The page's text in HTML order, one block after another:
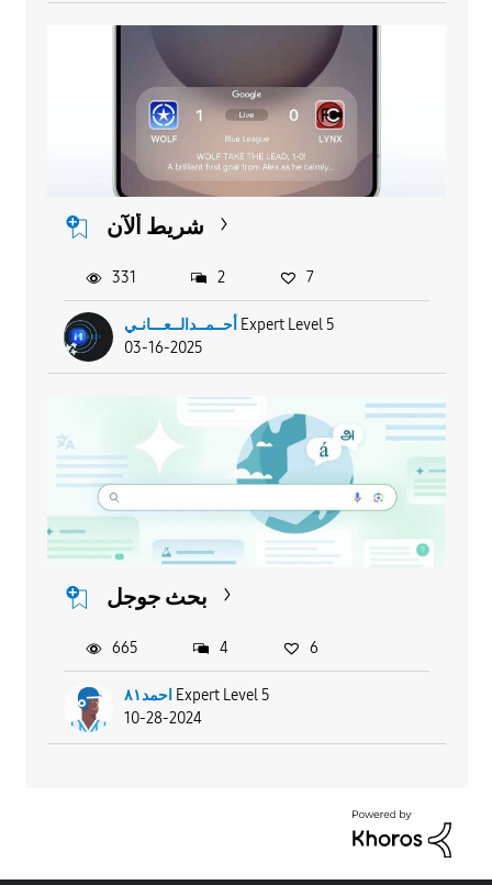
شريط ألآن
أحــمــدالــعـــانـي Expert Level 5
03-16-2025
331 2 7
بحث جوجل
احمد٨١ Expert Level 5
10-28-2024
665 4 6